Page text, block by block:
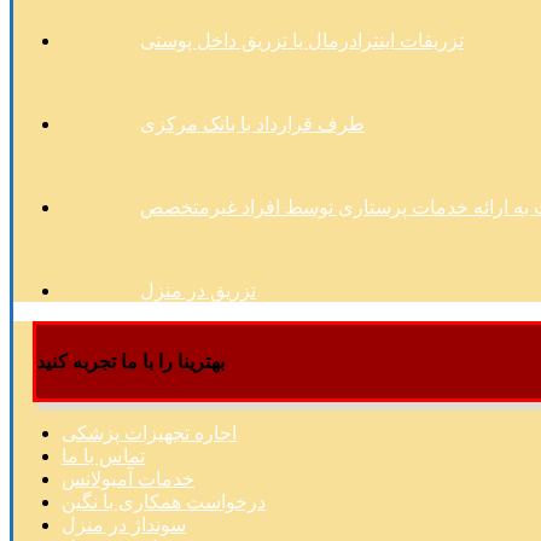
تزریقات اینترادرمال یا تزریق داخل پوستی
طرف قرارداد با بانک مرکزی
به ارائه خدمات پرستاری توسط افراد غیرمتخصص
تزریق در منزل
بهترینا را با ما تجربه کنید
اجاره تجهیزات پزشکی
تماس با ما
خدمات آمبولانس
درخواست همکاری با نگین
سونداژ در منزل